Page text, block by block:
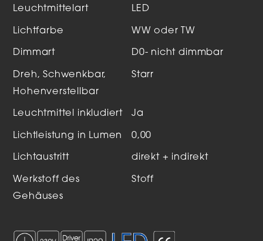
Leuchtmittelart LED
Lichtfarbe WW oder TW
Dimmart D0- nicht dimmbar
Dreh, Schwenkbar,
Hohenverstellbar
Starr
Leuchtmittel inkludiert Ja
Lichtleistung in Lumen 0,00
Lichtaustritt direkt + indirekt
Werkstoff des
Gehäuses
Stoff